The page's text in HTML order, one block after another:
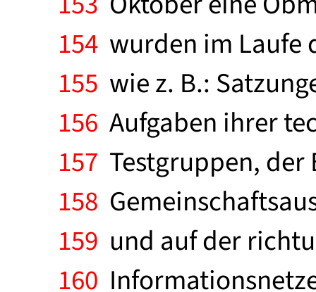
154 wurden im Laufe
155 wie z. B.:
156 Aufgaben ihrer
157 Testgruppen,
158
159 und auf der
160